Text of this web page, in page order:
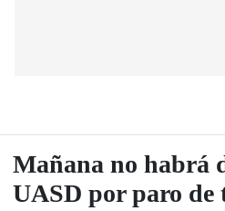
Mañana no habrá
UASD por paro de